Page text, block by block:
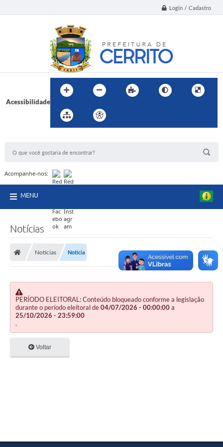
Login / Cadastro
Acessibilidade
Acompanhe-nos:
MENU
Notícias
Notícias Notícia
PERÍODO ELEITORAL: Conteúdo bloqueado conforme a legislação
durante o período eleitoral de04/07/2026 - 00:00:00a
25/10/2026 - 23:59:00
.
Voltar